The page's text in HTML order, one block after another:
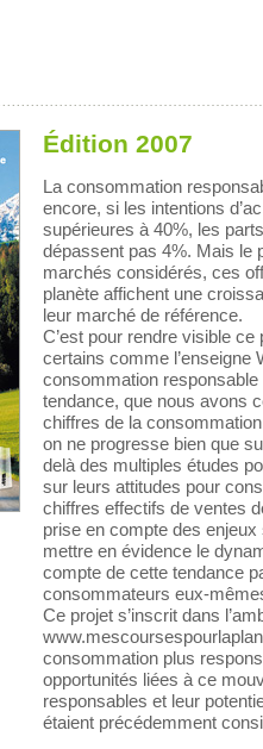
Édition 2007
La consommation
encore, si les intentions
supérieures à 40%, les
dépassent pas 4%. Mais le
marchés considérés, ces
planète affichent une
leur marché de référence.
C’est pour rendre visible
certains comme l’enseigne
consommation
tendance, que nous avons
chiffres de la
on ne progresse bien que
delà des multiples études
sur leurs attitudes pour
chiffres effectifs de ventes
prise en compte des enjeux
mettre en évidence le
compte de cette tendance
consommateurs eux-
Ce projet s’inscrit dans
consommation plus
opportunités liées à ce
responsables et leur
étaient précédemment